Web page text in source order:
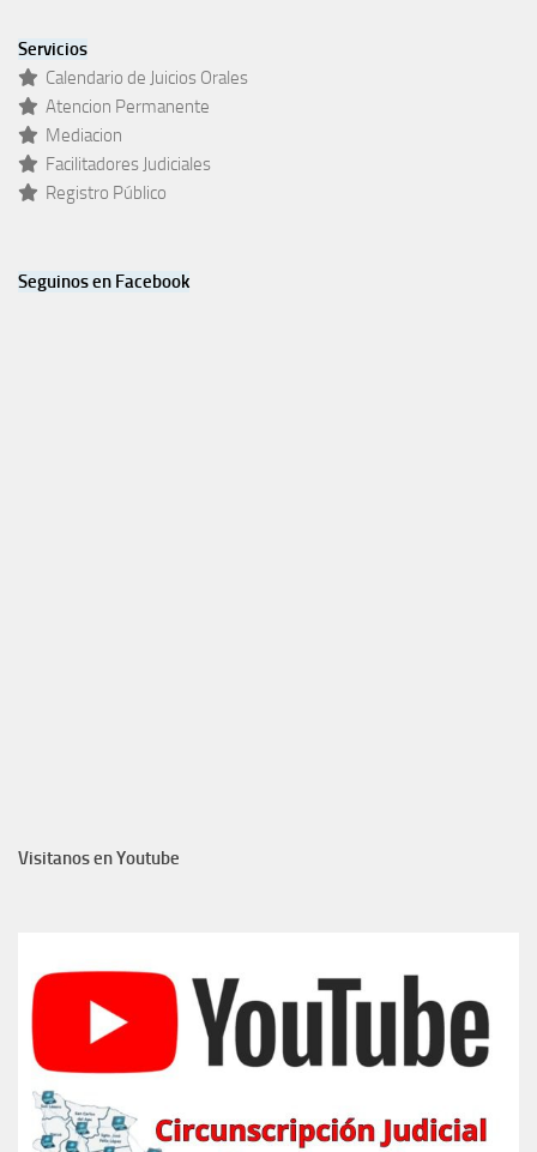
Servicios
Calendario de Juicios Orales
Atencion Permanente
Mediacion
Facilitadores Judiciales
Registro Público
Seguinos en Facebook
Visitanos en Youtube